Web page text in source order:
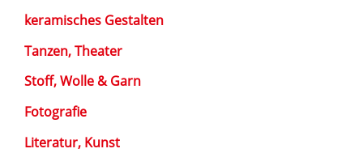
keramisches Gestalten
Tanzen, Theater
Stoff, Wolle & Garn
Fotografie
Literatur, Kunst